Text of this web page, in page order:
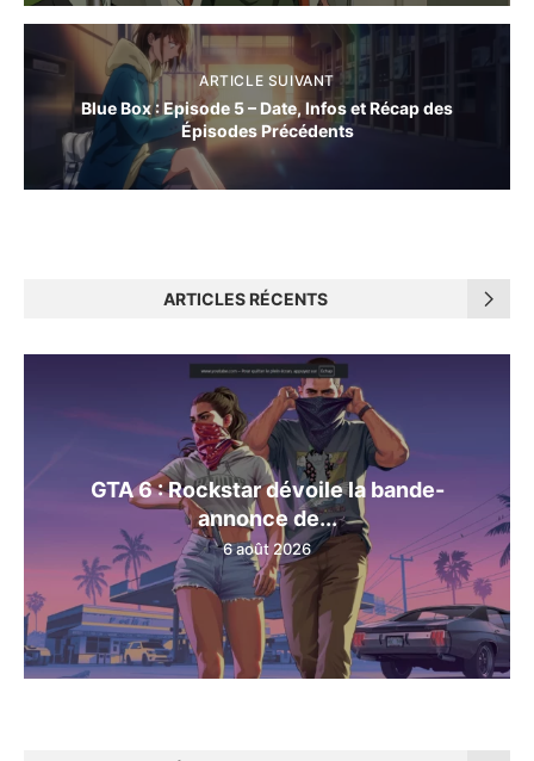
ARTICLE SUIVANT
Blue Box : Episode 5 – Date, Infos et Récap des
Épisodes Précédents
ARTICLES RÉCENTS
GTA 6 : Rockstar dévoile la bande-
annonce de...
6 août 2026